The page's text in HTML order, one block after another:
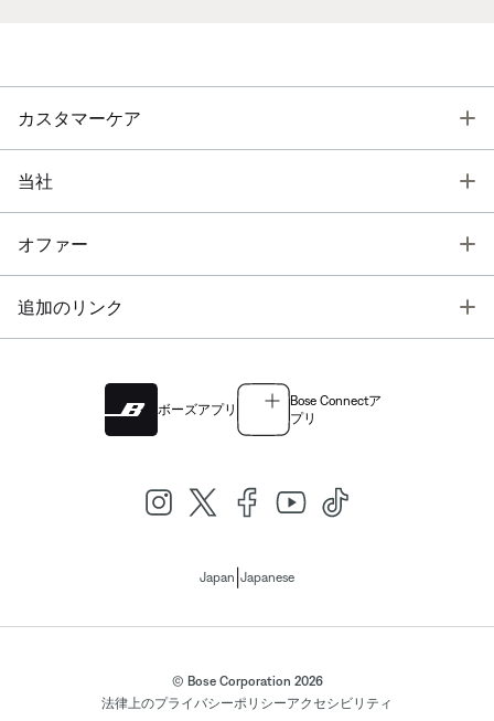
カスタマーケア
当社
オファー
追加のリンク
ボーズアプリ
Bose Connectア
プリ
Japan Japanese
© Bose Corporation 2026
法律上のプライバシーポリシーアクセシビリティ